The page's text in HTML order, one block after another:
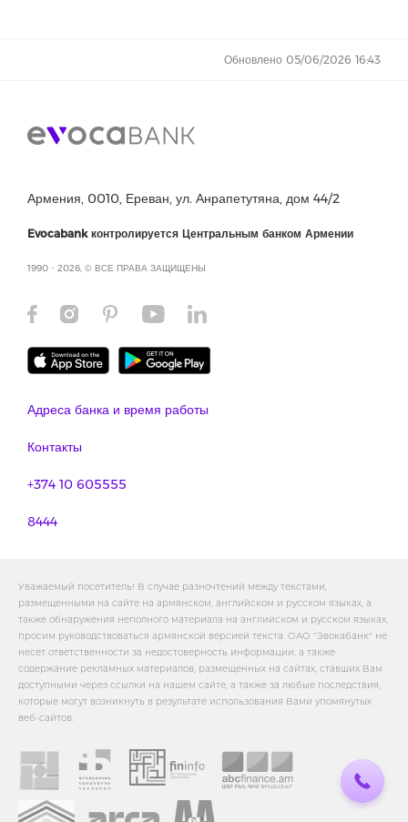
Обновлено 05/06/2026 16:43
Армения, 0010, Ереван, ул. Анрапетутяна, дом 44/2
Evocabank контролируется Центральным банком Армении
1990 - 2026, © ВСЕ ПРАВА ЗАЩИЩЕНЫ
Адреса банка и время работы
Контакты
+374 10 605555
8444
Уважаемый посетитель! В случае разночтений между текстами,
размещенными на сайте на армянском, английском и русском языках, а
также обнаружения неполного материала на английском и русском языках,
просим руководствоваться армянской версией текста. ОАО "Эвокабанк" не
несет ответственности за недостоверность информации, а также
содержание рекламных материалов, размещенных на сайтах, ставших Вам
доступными через ссылки на нашем сайте, а также за любые последствия,
которые могут возникнуть в результате использования Вами упомянутых
веб-сайтов.